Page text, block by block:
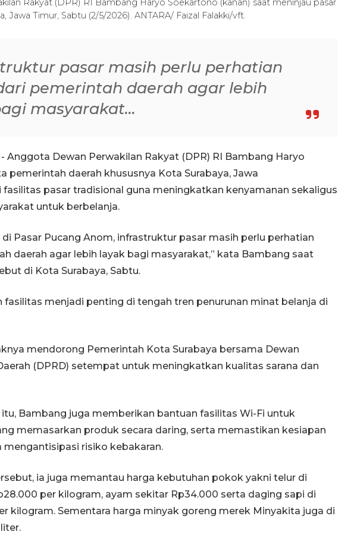
Rakyat (DPR) RI Bambang Haryo Soekartono (kanan) saat meninjau pasar
Jawa Timur, Sabtu (2/5/2026). ANTARA/ Faizal Falakki/vft.
pasar masih perlu perhatian
pemerintah daerah agar lebih
masyarakat…
- Anggota Dewan Perwakilan Rakyat (DPR) RI Bambang Haryo
pemerintah daerah khususnya Kota Surabaya, Jawa
pasar tradisional guna meningkatkan kenyamanan sekaligus
untuk berbelanja.
di Pasar Pucang Anom, infrastruktur pasar masih perlu perhatian
daerah agar lebih layak bagi masyarakat,” kata Bambang saat
di Kota Surabaya, Sabtu.
fasilitas menjadi penting di tengah tren penurunan minat belanja di
mendorong Pemerintah Kota Surabaya bersama Dewan
(DPRD) setempat untuk meningkatkan kualitas sarana dan
Bambang juga memberikan bantuan fasilitas Wi-Fi untuk
memasarkan produk secara daring, serta memastikan kesiapan
risiko kebakaran.
ia juga memantau harga kebutuhan pokok yakni telur di
per kilogram, ayam sekitar Rp34.000 serta daging sapi di
kilogram. Sementara harga minyak goreng merek Minyakita juga di